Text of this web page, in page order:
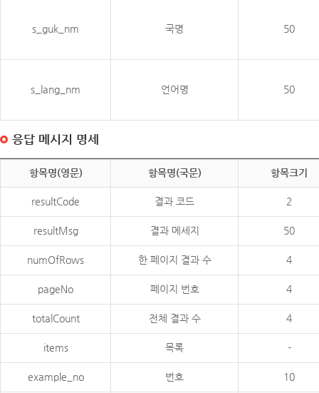
s_guk_nm 국명 50
s_lang_nm 언어명 50
응답 메시지 명세
항목명(영문) 항목명(국문) 항목크기
resultCode 결과 코드 2
resultMsg 결과 메세지 50
numOfRows 한 페이지 결과 수 4
pageNo 페이지 번호 4
totalCount 전체 결과 수 4
items 목록 -
example_no 번호 10